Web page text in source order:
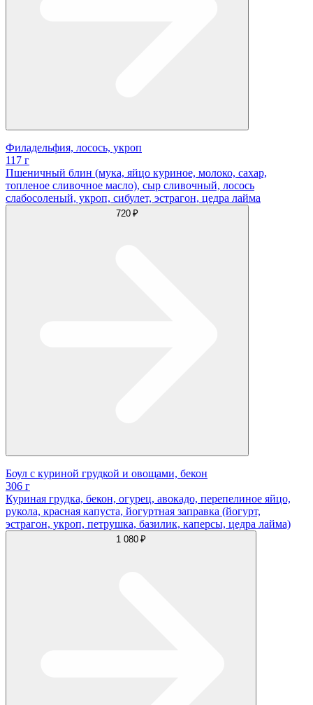
Филадельфия, лосось, укроп
117 г
Пшеничный блин (мука, яйцо куриное, молоко, сахар,
топленое сливочное масло), сыр сливочный, лосось
слабосоленый, укроп, сибулет, эстрагон, цедра лайма
720 ₽
Боул с куриной грудкой и овощами, бекон
306 г
Куриная грудка, бекон, огурец, авокадо, перепелиное яйцо,
рукола, красная капуста, йогуртная заправка (йогурт,
эстрагон, укроп, петрушка, базилик, каперсы, цедра лайма)
1 080 ₽